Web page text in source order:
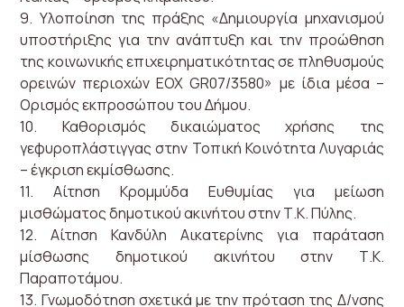
9. Υλοποίηση της πράξης «Δημιουργία μηχανισμού
υποστήριξης για την ανάπτυξη και την προώθηση
της κοινωνικής επιχειρηματικότητας σε πληθυσμούς
ορεινών περιοχών ΕΟΧ GR07/3580» με ίδια μέσα –
Ορισμός εκπροσώπου του Δήμου.
10. Καθορισμός δικαιώματος χρήσης της
γεφυροπλάστιγγας στην Τοπική Κοινότητα Λυγαριάς
– έγκριση εκμίσθωσης.
11. Αίτηση Κρομμύδα Ευθυμίας για μείωση
μισθώματος δημοτικού ακινήτου στην Τ.Κ. Πύλης.
12. Αίτηση Κανδύλη Αικατερίνης για παράταση
μίσθωσης δημοτικού ακινήτου στην Τ.Κ.
Παραποτάμου.
13. Γνωμοδότηση σχετικά με την πρόταση της Δ/νσης